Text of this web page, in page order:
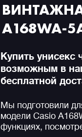
A168WA-
Купить унисекс
возможным в
бесплатной
Мы подготовили
модели Casio
функциях,